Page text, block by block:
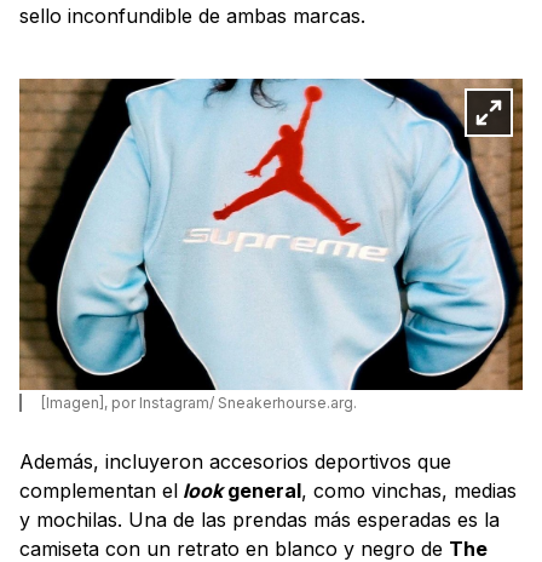
sello inconfundible de ambas marcas.
[Imagen], por Instagram/ Sneakerhourse.arg.
Además, incluyeron accesorios deportivos que
complementan el lookgeneral, como vinchas, medias
y mochilas. Una de las prendas más esperadas es la
camiseta con un retrato en blanco y negro de The